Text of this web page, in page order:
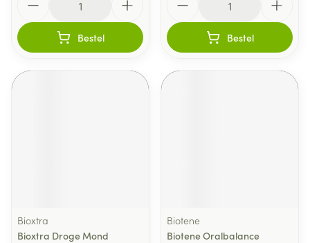
Bestel Bestel
Bioxtra
Bioxtra Droge Mond
Biotene
Biotene Oralbalance